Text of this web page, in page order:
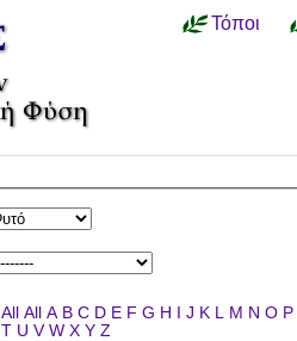
Τόποι
All All A B C D E F G H I J K L M N O P
T U V W X Y Z